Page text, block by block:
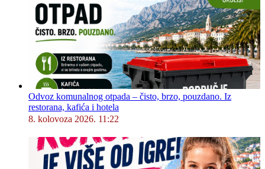
Odvoz komunalnog otpada – čisto, brzo, pouzdano. Iz
restorana, kafića i hotela
8. kolovoza 2026. 11:22